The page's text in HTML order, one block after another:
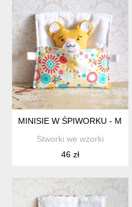
MINISIE W ŚPIWORKU -
Stworki we wzorki
46 zł